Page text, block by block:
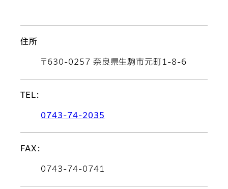
住所
〒630-0257 奈良県生駒市元町1-8-6
TEL:
0743-74-2035
FAX:
0743-74-0741